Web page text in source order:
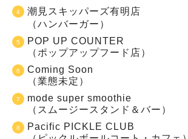
潮見スキッパーズ有明店
（ハンバーガー）
POP UP COUNTER
（ポップアップフード店）
Coming Soon
（業態未定）
mode super smoothie
（スムージースタンド＆バー）
Pacific PICKLE CLUB